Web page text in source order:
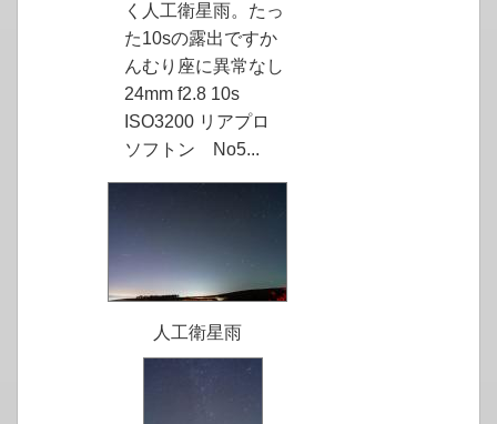
く人工衛星雨。たっ
た10sの露出ですか
んむり座に異常なし
24mm f2.8 10s
ISO3200 リアプロ
ソフトン No5...
人工衛星雨